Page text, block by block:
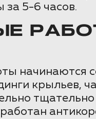
за 5-6 часов.
начинаются
крыльев,